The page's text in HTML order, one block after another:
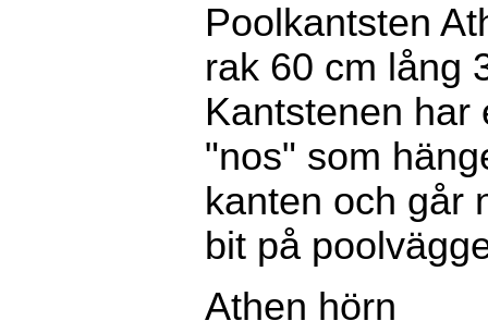
Poolkantsten
rak 60 cm lång
Kantstenen har
"nos" som
kanten och går
bit på
Athen hörn